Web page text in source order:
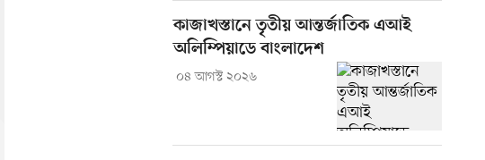
কাজাখস্তানে তৃতীয় আন্তর্জাতিক এআই
অলিম্পিয়াডে বাংলাদেশ
০৪ আগস্ট ২০২৬